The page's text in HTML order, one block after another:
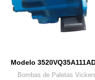
Modelo
Bombas de Paletas